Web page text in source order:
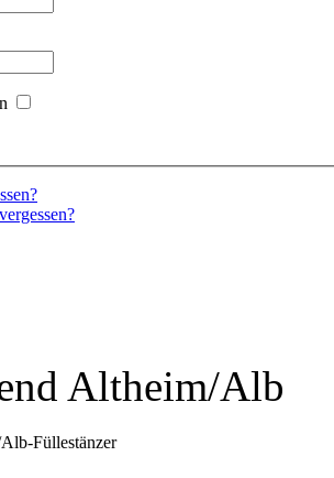
Altheim/Alb
Füllestänzer